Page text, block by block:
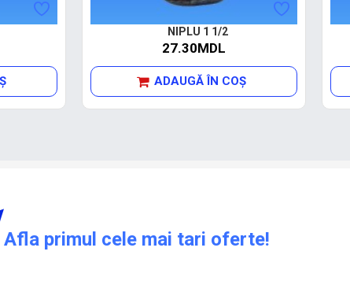
NIPLU 1 1/2
27.30MDL
ADAUGĂ ÎN COŞ
Afla primul cele mai tari oferte!